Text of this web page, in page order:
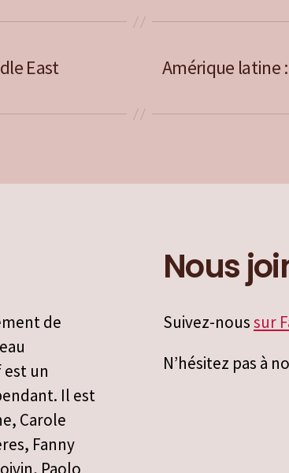
East Amérique latine
de
un
Il est
Carole
Fanny
Paolo
Nous
Suivez-noussur
N’hésitez pas à